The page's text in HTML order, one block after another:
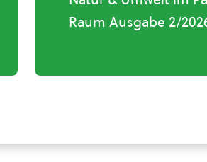
Raum Ausgabe 2/